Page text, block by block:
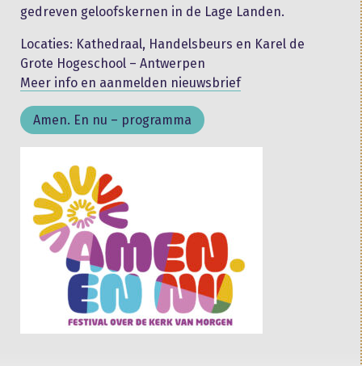
gedreven geloofskernen in de Lage Landen.
Locaties: Kathedraal, Handelsbeurs en Karel de
Grote Hogeschool – Antwerpen
Meer info en aanmelden nieuwsbrief
Amen. En nu – programma